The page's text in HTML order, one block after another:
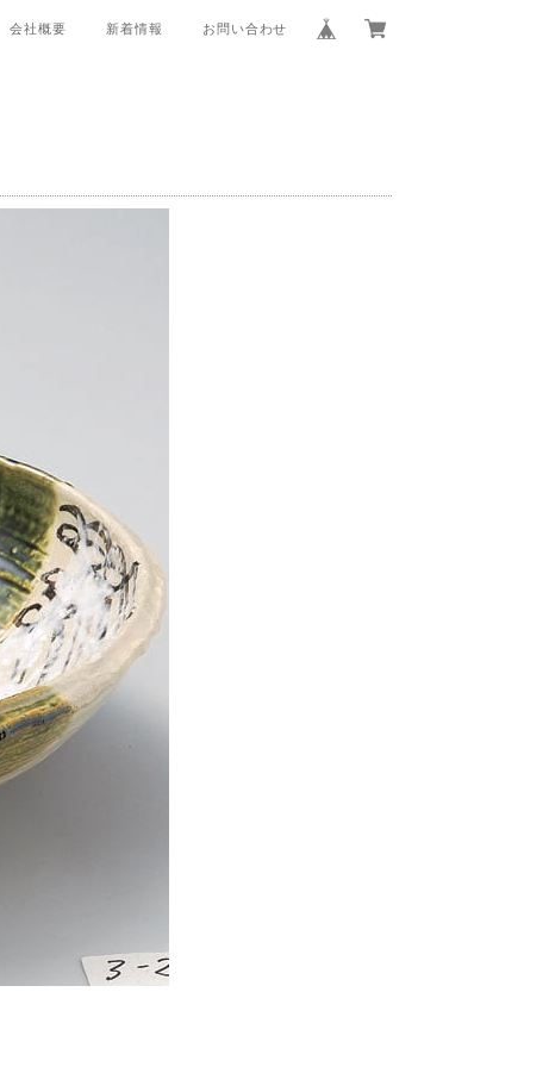
会社概要 新着情報 お問い合わせ